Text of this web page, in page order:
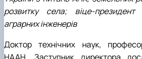
розвитку села; віце-президент
аграрних інженерів
Доктор технічних наук,